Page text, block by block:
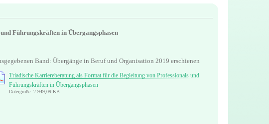
Führungskräften in Übergangsphasen
Band: Übergänge in Beruf und Organisation 2019 erschienen
Triadische Karriereberatung als Format für die Begleitung von Professionals und
Führungskräften in Übergangsphasen
Dateigröße: 2.949,09 KB